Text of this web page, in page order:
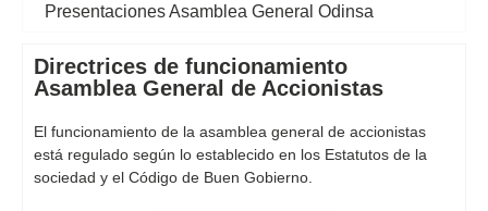
Presentaciones Asamblea General Odinsa
Directrices de funcionamiento
Asamblea General de Accionistas
El funcionamiento de la asamblea general de accionistas
está regulado según lo establecido en los Estatutos de la
sociedad y el Código de Buen Gobierno.